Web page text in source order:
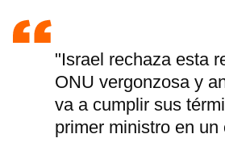
"Israel rechaza esta
ONU vergonzosa y
va a cumplir sus
primer ministro en un